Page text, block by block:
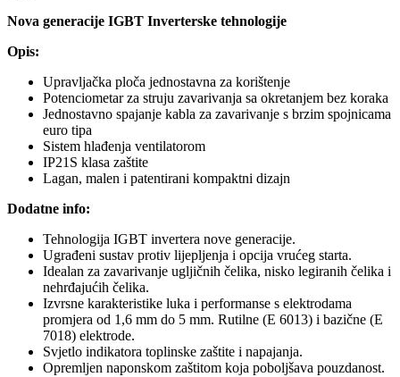
Nova generacije IGBT Inverterske tehnologije
Opis:
Upravljačka ploča jednostavna za korištenje
Potenciometar za struju zavarivanja sa okretanjem bez koraka
Jednostavno spajanje kabla za zavarivanje s brzim spojnicama
euro tipa
Sistem hlađenja ventilatorom
IP21S klasa zaštite
Lagan, malen i patentirani kompaktni dizajn
Dodatne info:
Tehnologija IGBT invertera nove generacije.
Ugrađeni sustav protiv lijepljenja i opcija vrućeg starta.
Idealan za zavarivanje ugljičnih čelika, nisko legiranih čelika i
nehrđajućih čelika.
Izvrsne karakteristike luka i performanse s elektrodama
promjera od 1,6 mm do 5 mm. Rutilne (E 6013) i bazične (E
7018) elektrode.
Svjetlo indikatora toplinske zaštite i napajanja.
Opremljen naponskom zaštitom koja poboljšava pouzdanost.